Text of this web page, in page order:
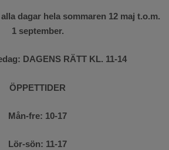
dagar hela sommaren 12 maj t.o.m.
1 september.
DAGENS RÄTT KL. 11-14
ÖPPETTIDER
Mån-fre: 10-17
Lör-sön: 11-17